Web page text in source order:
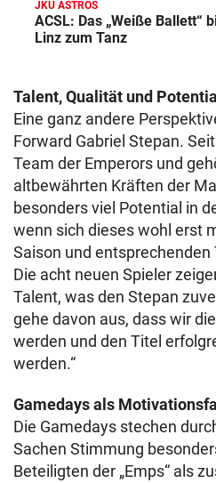
JKU ASTROS
ACSL: Das „Weiße Ballett“
Linz zum Tanz
Talent, Qualität und Potential
Eine ganz andere
Forward Gabriel Stepan.
Team der Emperors und
altbewährten Kräften der
besonders viel Potential in
wenn sich dieses wohl erst
Saison und
Die acht neuen Spieler
Talent, was den Stepan
gehe davon aus, dass wir
werden und den Titel
werden.“
Gamedays als
Die Gamedays stechen
Sachen Stimmung
Beteiligten der „Emps“ als